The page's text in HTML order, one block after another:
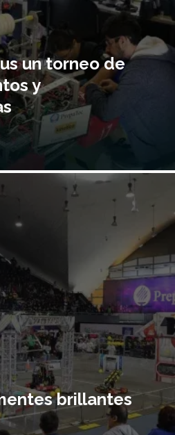
un torneo de
y
brillantes